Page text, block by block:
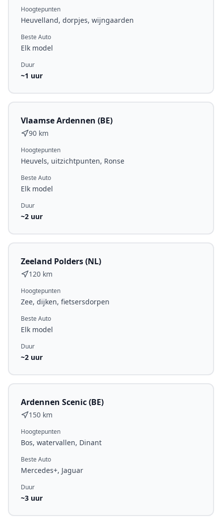
Hoogtepunten
Heuvelland, dorpjes, wijngaarden
Beste Auto
Elk model
Duur
~1 uur
Vlaamse Ardennen (BE)
90 km
Hoogtepunten
Heuvels, uitzichtpunten, Ronse
Beste Auto
Elk model
Duur
~2 uur
Zeeland Polders (NL)
120 km
Hoogtepunten
Zee, dijken, fietsersdorpen
Beste Auto
Elk model
Duur
~2 uur
Ardennen Scenic (BE)
150 km
Hoogtepunten
Bos, watervallen, Dinant
Beste Auto
Mercedes+, Jaguar
Duur
~3 uur